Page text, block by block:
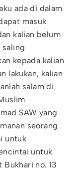
ada di dalam
masuk
kalian belum
saling
kepada kalian
lakukan, kalian
salam di
SAW yang
seorang
untuk
untuk
no. 13